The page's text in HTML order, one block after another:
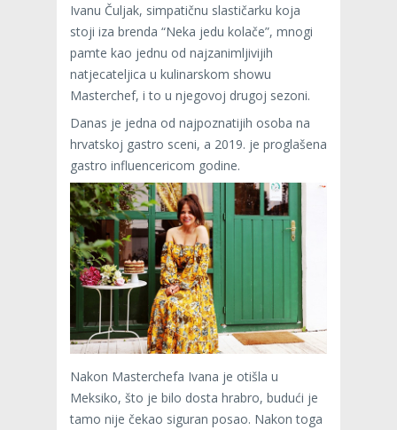
Ivanu Čuljak, simpatičnu slastičarku koja
stoji iza brenda “Neka jedu kolače”, mnogi
pamte kao jednu od najzanimljivijih
natjecateljica u kulinarskom showu
Masterchef, i to u njegovoj drugoj sezoni.
Danas je jedna od najpoznatijih osoba na
hrvatskoj gastro sceni, a 2019. je proglašena
gastro influencericom godine.
Nakon Masterchefa Ivana je otišla u
Meksiko, što je bilo dosta hrabro, budući je
tamo nije čekao siguran posao. Nakon toga